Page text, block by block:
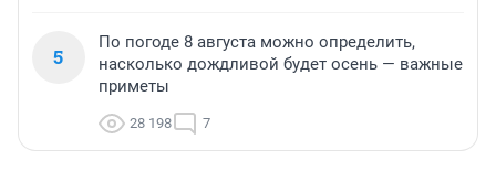
5
По погоде 8 августа можно определить,
насколько дождливой будет осень — важные
приметы
28 198 7